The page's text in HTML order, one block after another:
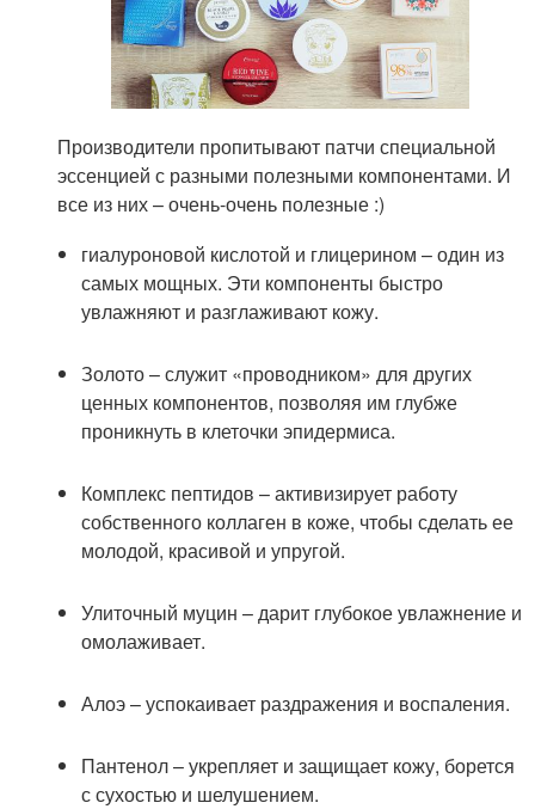
Производители пропитывают патчи специальной
эссенцией с разными полезными компонентами. И
все из них – очень-очень полезные :)
гиалуроновой кислотой и глицерином – один из
самых мощных. Эти компоненты быстро
увлажняют и разглаживают кожу.
Золото – служит «проводником» для других
ценных компонентов, позволяя им глубже
проникнуть в клеточки эпидермиса.
Комплекс пептидов – активизирует работу
собственного коллаген в коже, чтобы сделать ее
молодой, красивой и упругой.
Улиточный муцин – дарит глубокое увлажнение и
омолаживает.
Алоэ – успокаивает раздражения и воспаления.
Пантенол – укрепляет и защищает кожу, борется
с сухостью и шелушением.